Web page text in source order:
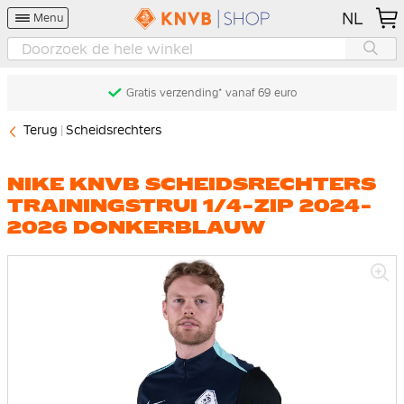
Menu NL
Gratis verzending* vanaf 69 euro
Terug Scheidsrechters
NIKE KNVB SCHEIDSRECHTERS
TRAININGSTRUI 1/4-ZIP 2024-
2026 DONKERBLAUW